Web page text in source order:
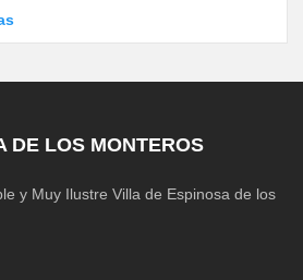
DE LOS MONTEROS
y Muy Ilustre Villa de Espinosa de los